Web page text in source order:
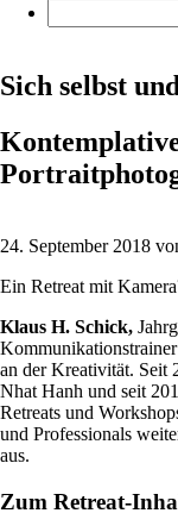
Sich selbst
24. September 2018
Ein Retreat mit
Klaus H. Schick,
an der Kreativität. Seit
Nhat Hanh und seit
Retreats und
und Professionals
aus.
Zum Retreat-